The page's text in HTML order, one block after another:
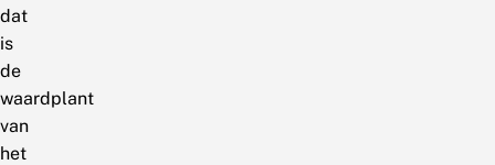
dat
is
de
waardplant
van
het